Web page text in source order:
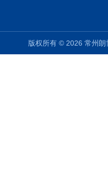
版权所有 © 2026 常州